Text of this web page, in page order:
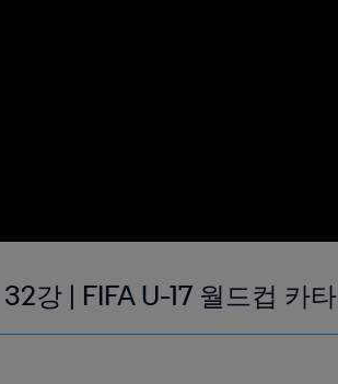
강 | FIFA U-17 월드컵 카